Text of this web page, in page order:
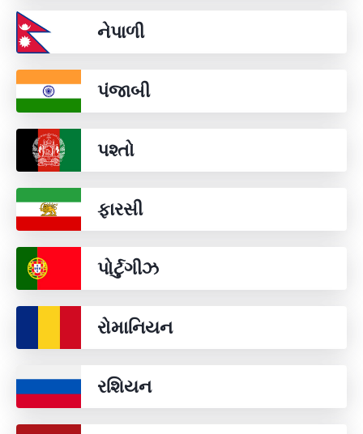
નેપાળી
પંજાબી
પશ્તો
ફારસી
પોર્ટુગીઝ
રોમાનિયન
રશિયન